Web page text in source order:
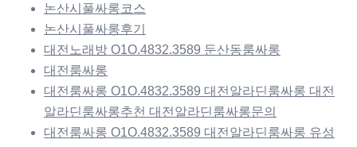
논산시풀싸롱코스
논산시풀싸롱후기
대전노래방 O1O.4832.3589 둔산동룸싸롱
대전룸싸롱
대전룸싸롱 O1O.4832.3589 대전알라딘룸싸롱 대전
알라딘룸싸롱추천 대전알라딘룸싸롱문의
대전룸싸롱 O1O.4832.3589 대전알라딘룸싸롱 유성